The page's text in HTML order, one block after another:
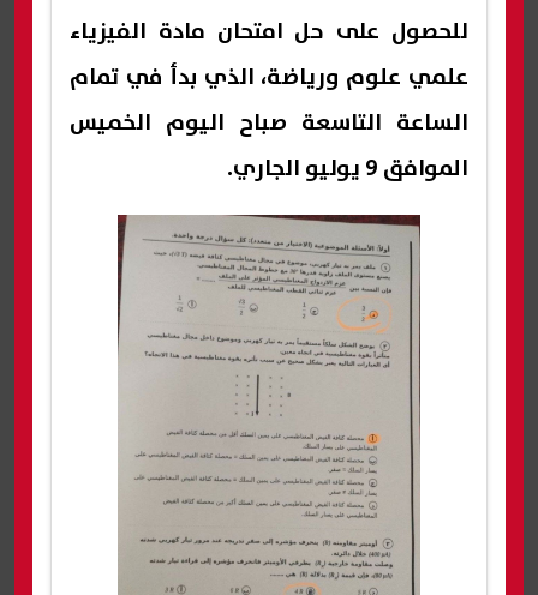
للحصول على حل امتحان مادة الفيزياء
علمي علوم ورياضة، الذي بدأ في تمام
الساعة التاسعة صباح اليوم الخميس
الموافق 9 يوليو الجاري.